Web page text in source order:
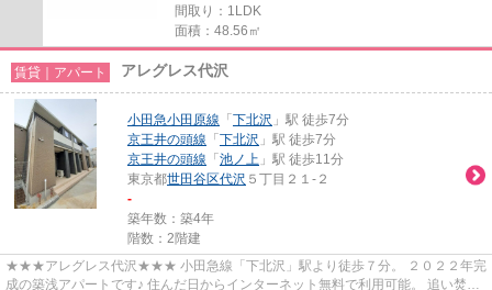
間取り：1LDK
面積：48.56㎡
賃貸｜アパート アレグレス代沢
小田急小田原線 「 下北沢 」駅 徒歩7分
京王井の頭線 「 下北沢 」駅 徒歩7分
京王井の頭線 「 池ノ上 」駅 徒歩11分
東京都世田谷区代沢 ５丁目２１-２
-
築年数：築4年
階数：2階建
★★★アレグレス代沢★★★ 小田急線「下北沢」駅より徒歩７分。 ２０２２年完
成の築浅アパートです♪ 住んだ日からインターネット無料で利用可能。 追い焚